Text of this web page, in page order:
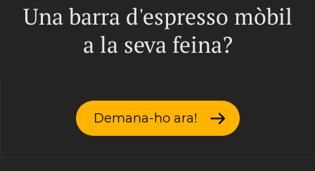
Una barra d'espresso mòbil
a la seva feina?
Demana-ho ara!